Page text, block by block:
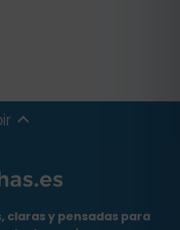
claras y pensadas para